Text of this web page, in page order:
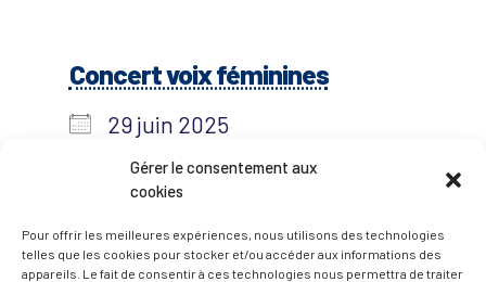
Gérer le consentement aux
cookies
Pour offrir les meilleures expériences, nous utilisons des technologies
telles que les cookies pour stocker et/ou accéder aux informations des
appareils. Le fait de consentir à ces technologies nous permettra de traiter
Concert voix féminines
29 juin 2025
17h30
quinzaine de drôles de dames ancré dans La
Réole, ville d'art et d'histoire. Un chef musicien